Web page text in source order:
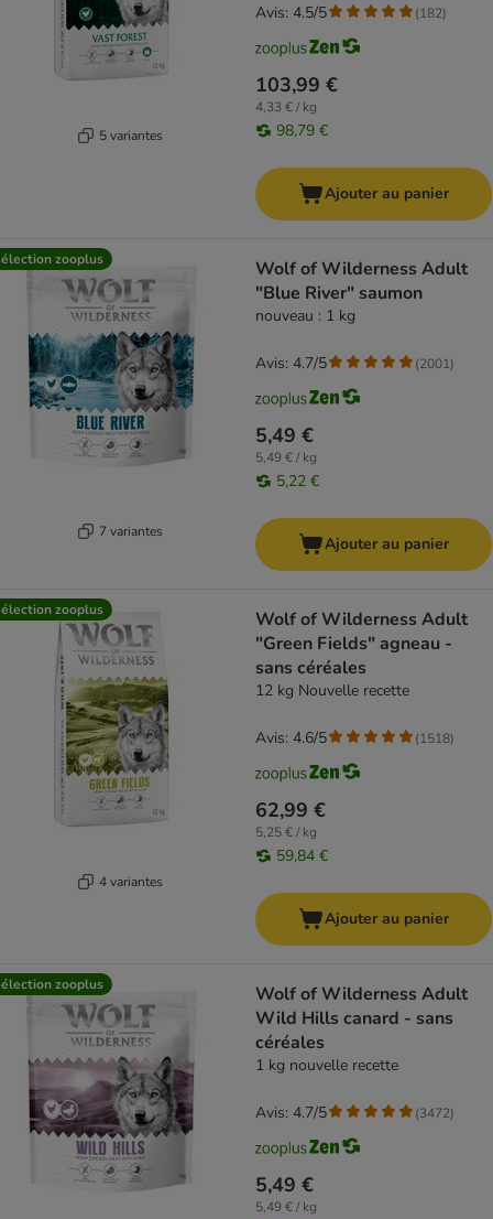
5 variantes
103,99 €
4,33 € / kg
98,79 €
Avis: 4.5/5 (182)
Ajouter au panier
zooplus
7 variantes
Wolf of Wilderness Adult
"Blue River" saumon
nouveau : 1 kg
5,49 €
5,49 € / kg
5,22 €
Avis: 4.7/5 (2001)
Ajouter au panier
zooplus
4 variantes
Wolf of Wilderness Adult
"Green Fields" agneau -
sans céréales
12 kg Nouvelle recette
62,99 €
5,25 € / kg
59,84 €
Avis: 4.6/5 (1518)
Ajouter au panier
zooplus
Wolf of Wilderness Adult
Wild Hills canard - sans
céréales
1 kg nouvelle recette
5,49 €
5,49 € / kg
Avis: 4.7/5 (3472)